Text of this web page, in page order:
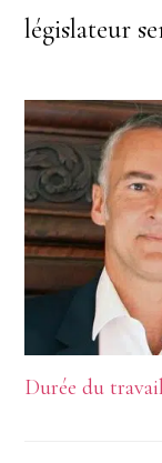
législateur
Durée du travail